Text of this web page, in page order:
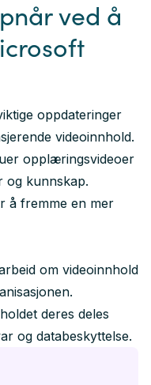
ved å
oppdateringer
videoinnhold.
opplæringsvideoer
og kunnskap.
å fremme en mer
om videoinnhold
deres deles
og databeskyttelse.